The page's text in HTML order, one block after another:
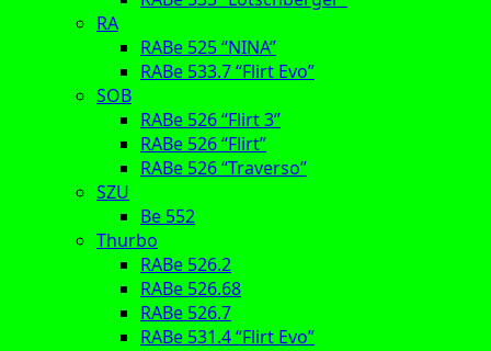
RA
RABe 525 “NINA”
RABe 533.7 “Flirt Evo”
SOB
RABe 526 “Flirt 3”
RABe 526 “Flirt”
RABe 526 “Traverso”
SZU
Be 552
Thurbo
RABe 526.2
RABe 526.68
RABe 526.7
RABe 531.4 “Flirt Evo”